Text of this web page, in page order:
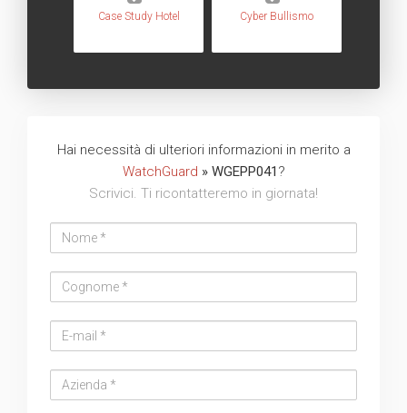
Case Study Hotel Cyber Bullismo
Hai necessità di ulteriori informazioni in merito a
WatchGuard » WGEPP041 ?
Scrivici. Ti ricontatteremo in giornata!
address